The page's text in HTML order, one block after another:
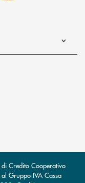
posta elettronica)
Credito Cooperativo
Gruppo IVA Cassa